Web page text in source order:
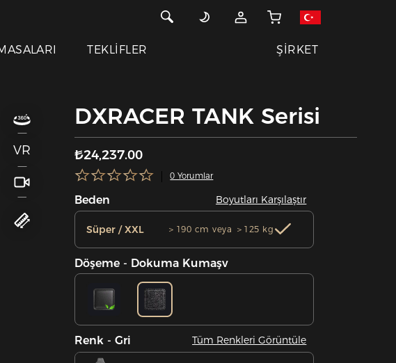
TEKLİFLER ŞİRKET
VR
DXRACER TANK Serisi
₺24,237.00
0 Yorumlar
Beden Boyutları Karşılaştır
Süper / XXL ＞190 cm veya ＞125 kg
Döşeme - Dokuma Kumaşv
Renk - Gri Tüm Renkleri Görüntüle